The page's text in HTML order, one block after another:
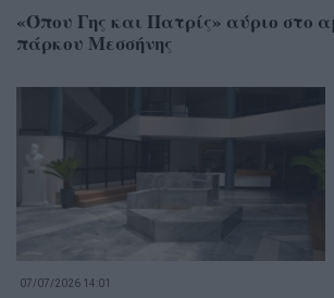
«Όπου Γης και Πατρίς» αύριο στο
πάρκου Μεσσήνης
07/07/2026 14:01